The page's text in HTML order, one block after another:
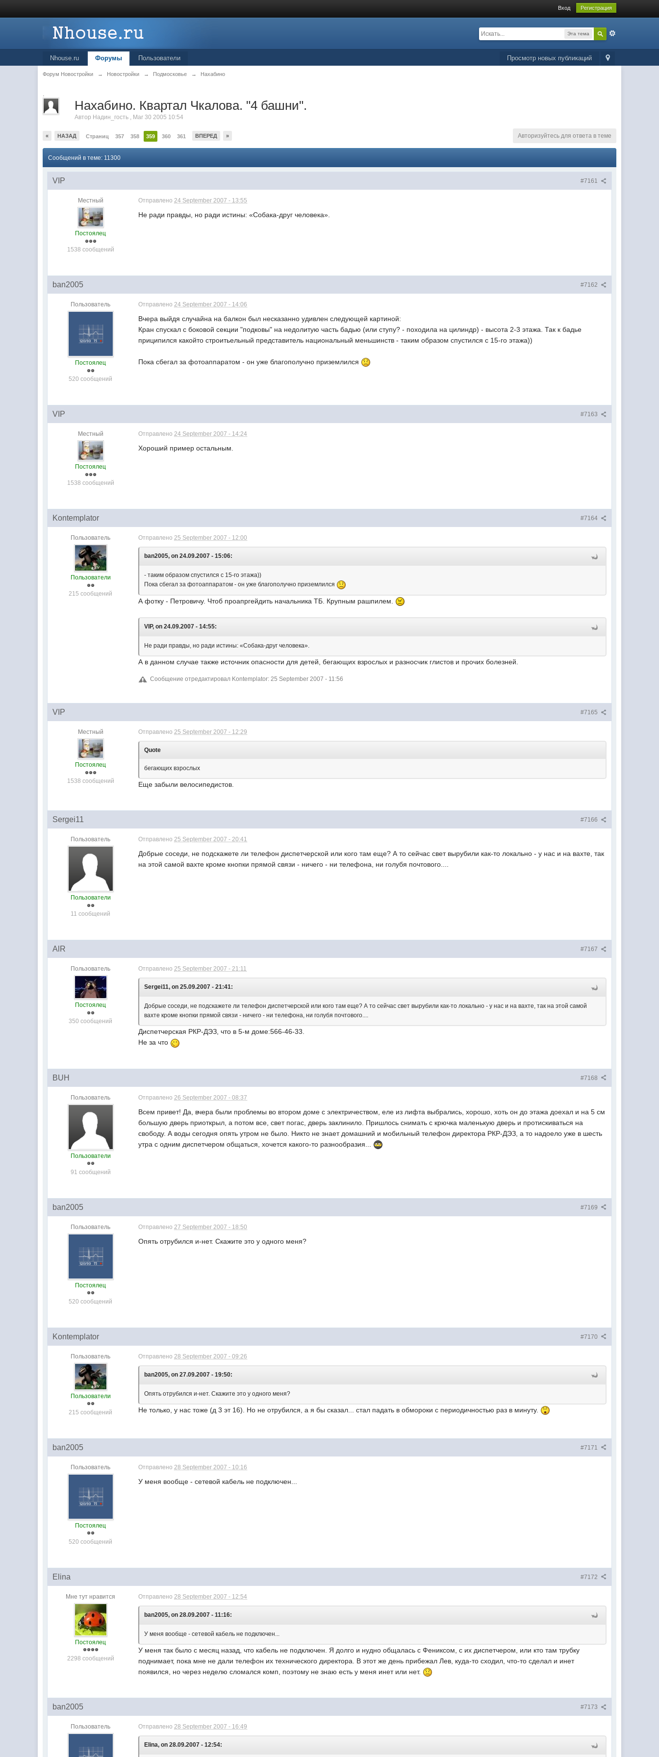
Вход Регистрация
Эта тема
Просмотр новых публикаций
Nhouse.ru Форумы Пользователи
Форум Новостройки → Новостройки → Подмосковье → Нахабино
.
Нахабино. Квартал Чкалова. "4 башни".
Автор Надин_гость , Mar 30 2005 10:54
« НАЗАД Страниц 357 358 359 360 361 ВПЕРЕД » Авторизуйтесь для ответа в теме
Сообщений в теме: 11300
#7161
VIP
Местный
Постоялец
1538 сообщений
Отправлено24 September 2007 - 13:55
Не ради правды, но ради истины: «Собака-друг человека».
#7162
ban2005
Пользователь
Постоялец
520 сообщений
Отправлено24 September 2007 - 14:06
Вчера выйдя случайна на балкон был несказанно удивлен следующей картиной:
Кран спускал с боковой секции "подковы" на недолитую часть бадью (или ступу? - походила на цилиндр) - высота 2-3 этажа. Так к бадье
приципился какойто строитьельный представитель национальный меньшинств - таким образом спустился с 15-го этажа))
Пока сбегал за фотоаппаратом - он уже благополучно приземлился
#7163
VIP
Местный
Постоялец
1538 сообщений
Отправлено24 September 2007 - 14:24
Хороший пример остальным.
#7164
Kontemplator
Пользователь
Пользователи
215 сообщений
Отправлено25 September 2007 - 12:00
ban2005, on 24.09.2007 - 15:06:
- таким образом спустился с 15-го этажа))
Пока сбегал за фотоаппаратом - он уже благополучно приземлился
А фотку - Петровичу. Чтоб проапргейдить начальника ТБ. Крупным рашпилем.
VIP, on 24.09.2007 - 14:55:
Не ради правды, но ради истины: «Собака-друг человека».
А в данном случае также источник опасности для детей, бегающих взрослых и разносчик глистов и прочих болезней.
Сообщение отредактировал Kontemplator: 25 September 2007 - 11:56
#7165
VIP
Местный
Постоялец
1538 сообщений
Отправлено25 September 2007 - 12:29
Quote
бегающих взрослых
Еще забыли велосипедистов.
#7166
Sergei11
Пользователь
Пользователи
11 сообщений
Отправлено25 September 2007 - 20:41
Добрые соседи, не подскажете ли телефон диспетчерской или кого там еще? А то сейчас свет вырубили как-то локально - у нас и на вахте, так
на этой самой вахте кроме кнопки прямой связи - ничего - ни телефона, ни голубя почтового....
#7167
AlR
Пользователь
Постоялец
350 сообщений
Отправлено25 September 2007 - 21:11
Sergei11, on 25.09.2007 - 21:41:
Добрые соседи, не подскажете ли телефон диспетчерской или кого там еще? А то сейчас свет вырубили как-то локально - у нас и на вахте, так на этой самой
вахте кроме кнопки прямой связи - ничего - ни телефона, ни голубя почтового....
Диспетчерская РКР-ДЭЗ, что в 5-м доме:566-46-33.
Не за что
#7168
BUH
Пользователь
Пользователи
91 сообщений
Отправлено 26 September 2007 - 08:37
Всем привет! Да, вчера были проблемы во втором доме с электричеством, еле из лифта выбрались, хорошо, хоть он до этажа доехал и на 5 см
большую дверь приоткрыл, а потом все, свет погас, дверь заклинило. Пришлось снимать с крючка маленькую дверь и протискиваться на
свободу. А воды сегодня опять утром не было. Никто не знает домашний и мобильный телефон директора РКР-ДЭЗ, а то надоело уже в шесть
утра с одним диспетчером общаться, хочется какого-то разнообразия...
#7169
ban2005
Пользователь
Постоялец
520 сообщений
Отправлено 27 September 2007 - 18:50
Опять отрубился и-нет. Скажите это у одного меня?
#7170
Kontemplator
Пользователь
Пользователи
215 сообщений
Отправлено 28 September 2007 - 09:26
ban2005, on 27.09.2007 - 19:50:
Опять отрубился и-нет. Скажите это у одного меня?
Не только, у нас тоже (д 3 эт 16). Но не отрубился, а я бы сказал... стал падать в обмороки с периодичностью раз в минуту.
#7171
ban2005
Пользователь
Постоялец
520 сообщений
Отправлено 28 September 2007 - 10:16
У меня вообще - сетевой кабель не подключен...
#7172
Elina
Мне тут нравится
Постоялец
2298 сообщений
Отправлено 28 September 2007 - 12:54
ban2005, on 28.09.2007 - 11:16:
У меня вообще - сетевой кабель не подключен...
У меня так было с месяц назад, что кабель не подключен. Я долго и нудно общалась с Фениксом, с их диспетчером, или кто там трубку
поднимает, пока мне не дали телефон их технического директора. В этот же день прибежал Лев, куда-то сходил, что-то сделал и инет
появился, но через неделю сломался комп, поэтому не знаю есть у меня инет или нет.
#7173
ban2005
Пользователь Отправлено28 September 2007 - 16:49
Elina, on 28.09.2007 - 12:54: